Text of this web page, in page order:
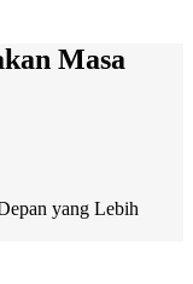
Masa
yang Lebih